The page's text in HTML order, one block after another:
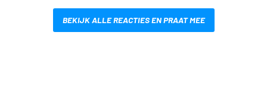
BEKIJK ALLE REACTIES EN PRAAT MEE